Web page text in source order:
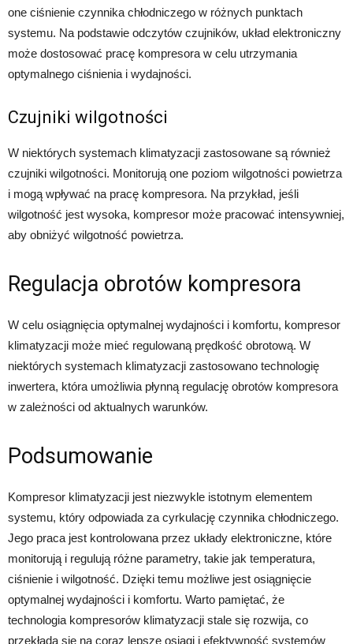
one ciśnienie czynnika chłodniczego w różnych punktach
systemu. Na podstawie odczytów czujników, układ elektroniczny
może dostosować pracę kompresora w celu utrzymania
optymalnego ciśnienia i wydajności.
Czujniki wilgotności
W niektórych systemach klimatyzacji zastosowane są również
czujniki wilgotności. Monitorują one poziom wilgotności powietrza
i mogą wpływać na pracę kompresora. Na przykład, jeśli
wilgotność jest wysoka, kompresor może pracować intensywniej,
aby obniżyć wilgotność powietrza.
Regulacja obrotów kompresora
W celu osiągnięcia optymalnej wydajności i komfortu, kompresor
klimatyzacji może mieć regulowaną prędkość obrotową. W
niektórych systemach klimatyzacji zastosowano technologię
inwertera, która umożliwia płynną regulację obrotów kompresora
w zależności od aktualnych warunków.
Podsumowanie
Kompresor klimatyzacji jest niezwykle istotnym elementem
systemu, który odpowiada za cyrkulację czynnika chłodniczego.
Jego praca jest kontrolowana przez układy elektroniczne, które
monitorują i regulują różne parametry, takie jak temperatura,
ciśnienie i wilgotność. Dzięki temu możliwe jest osiągnięcie
optymalnej wydajności i komfortu. Warto pamiętać, że
technologia kompresorów klimatyzacji stale się rozwija, co
przekłada się na coraz lepsze osiągi i efektywność systemów